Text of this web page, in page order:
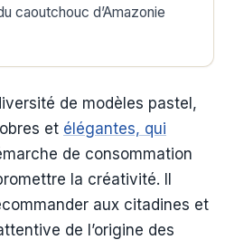
caoutchouc d’Amazonie
de modèles pastel,
et élégantes, qui
de consommation
la créativité. Il
aux citadines et
de l’origine des